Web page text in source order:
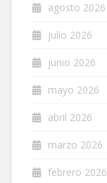
agosto 2026
julio 2026
junio 2026
mayo 2026
abril 2026
marzo 2026
febrero 2026